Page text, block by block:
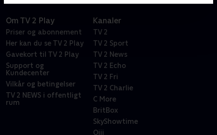
Om TV 2 Play
Priser og abonnement
Her kan du se TV 2 Play
Gavekort til TV 2 Play
Support og
Kundecenter
Vilkår og betingelser
TV 2 NEWS i offentligt
rum
Kanaler
TV 2
TV 2 Sport
TV 2 News
TV 2 Echo
TV 2 Fri
TV 2 Charlie
C More
BritBox
SkyShowtime
Oiii